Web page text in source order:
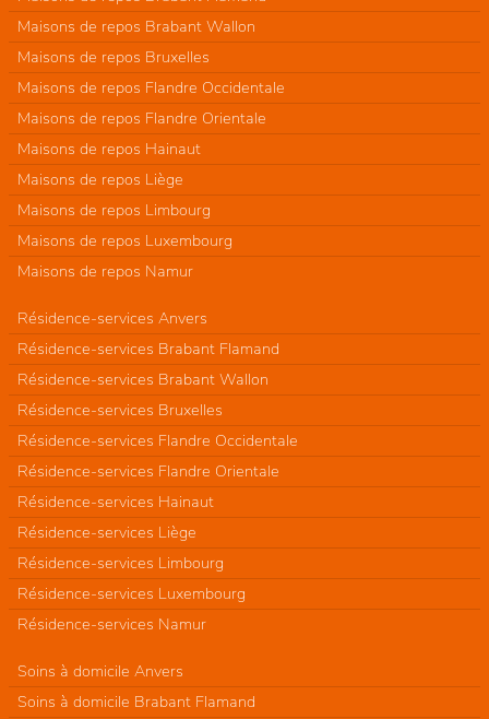
Maisons de repos Brabant Wallon
Maisons de repos Bruxelles
Maisons de repos Flandre Occidentale
Maisons de repos Flandre Orientale
Maisons de repos Hainaut
Maisons de repos Liège
Maisons de repos Limbourg
Maisons de repos Luxembourg
Maisons de repos Namur
Résidence-services Anvers
Résidence-services Brabant Flamand
Résidence-services Brabant Wallon
Résidence-services Bruxelles
Résidence-services Flandre Occidentale
Résidence-services Flandre Orientale
Résidence-services Hainaut
Résidence-services Liège
Résidence-services Limbourg
Résidence-services Luxembourg
Résidence-services Namur
Soins à domicile Anvers
Soins à domicile Brabant Flamand